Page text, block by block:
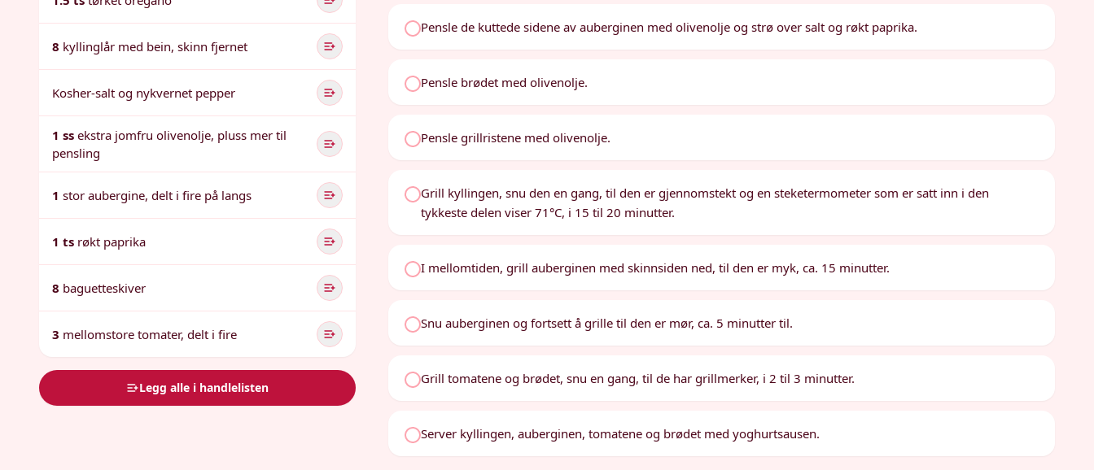
8 kyllinglår med bein, skinn fjernet
Kosher-salt og nykvernet pepper
1 ss ekstra jomfru olivenolje, pluss mer til
pensling
1 stor aubergine, delt i fire på langs
1 ts røkt paprika
8 baguetteskiver
3 mellomstore tomater, delt i fire
Legg alle i handlelisten
Pensle de kuttede sidene av auberginen med olivenolje og strø over salt og røkt paprika.
Pensle brødet med olivenolje.
Pensle grillristene med olivenolje.
Grill kyllingen, snu den en gang, til den er gjennomstekt og en steketermometer som er satt inn i den
tykkeste delen viser 71°C, i 15 til 20 minutter.
I mellomtiden, grill auberginen med skinnsiden ned, til den er myk, ca. 15 minutter.
Snu auberginen og fortsett å grille til den er mør, ca. 5 minutter til.
Grill tomatene og brødet, snu en gang, til de har grillmerker, i 2 til 3 minutter.
Server kyllingen, auberginen, tomatene og brødet med yoghurtsausen.